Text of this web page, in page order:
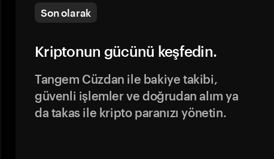
Son olarak
Kriptonun gücünü keşfedin.
Tangem Cüzdan ile bakiye takibi,
güvenli işlemler ve doğrudan alım ya
da takas ile kripto paranızı yönetin.